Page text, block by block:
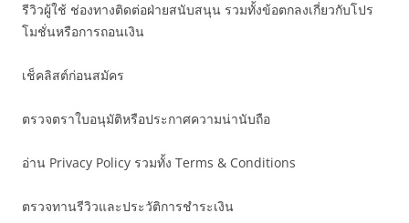
รีวิวผู้ใช้ ช่องทางติดต่อฝ่ายสนับสนุน รวมทั้งข้อตกลงเกี่ยวกับโปร
โมชั่นหรือการถอนเงิน
เช็คลิสต์ก่อนสมัคร
ตรวจตราใบอนุมัติหรือประกาศความน่านับถือ
อ่าน Privacy Policy รวมทั้ง Terms & Conditions
ตรวจทานรีวิวและประวัติการชำระเงิน